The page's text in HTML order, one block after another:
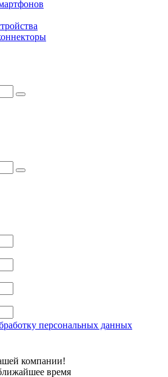
персональных данных
компании!
время